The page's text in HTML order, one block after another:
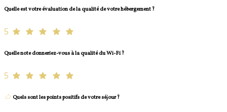
Quelle est votre évaluation de la qualité de votre hébergement ?
5
Quelle note donneriez-vous à la qualité du Wi-Fi ?
5
Quels sont les points positifs de votre séjour ?